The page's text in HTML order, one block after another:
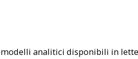
analitici disponibili in